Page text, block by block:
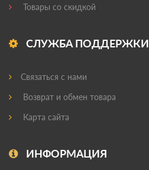
Товары со скидкой
СЛУЖБА ПОДДЕРЖКИ
Связаться с нами
Возврат и обмен товара
Карта сайта
ИНФОРМАЦИЯ